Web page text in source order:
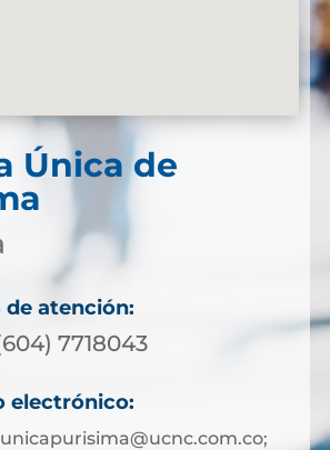
Única de
de atención:
7718043
electrónico: